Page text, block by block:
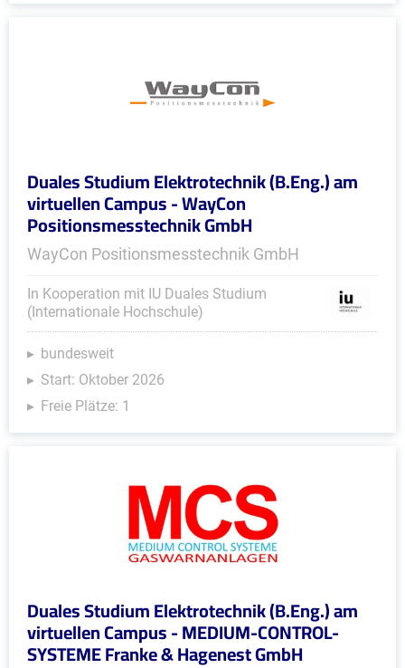
Duales Studium Elektrotechnik (B.Eng.) am
virtuellen Campus - WayCon
Positionsmesstechnik GmbH
WayCon Positionsmesstechnik GmbH
In Kooperation mit IU Duales Studium
(Internationale Hochschule)
bundesweit
Start: Oktober 2026
Freie Plätze: 1
Duales Studium Elektrotechnik (B.Eng.) am
virtuellen Campus - MEDIUM-CONTROL-
SYSTEME Franke & Hagenest GmbH